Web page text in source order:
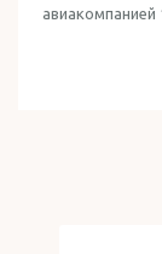
авиакомпанией